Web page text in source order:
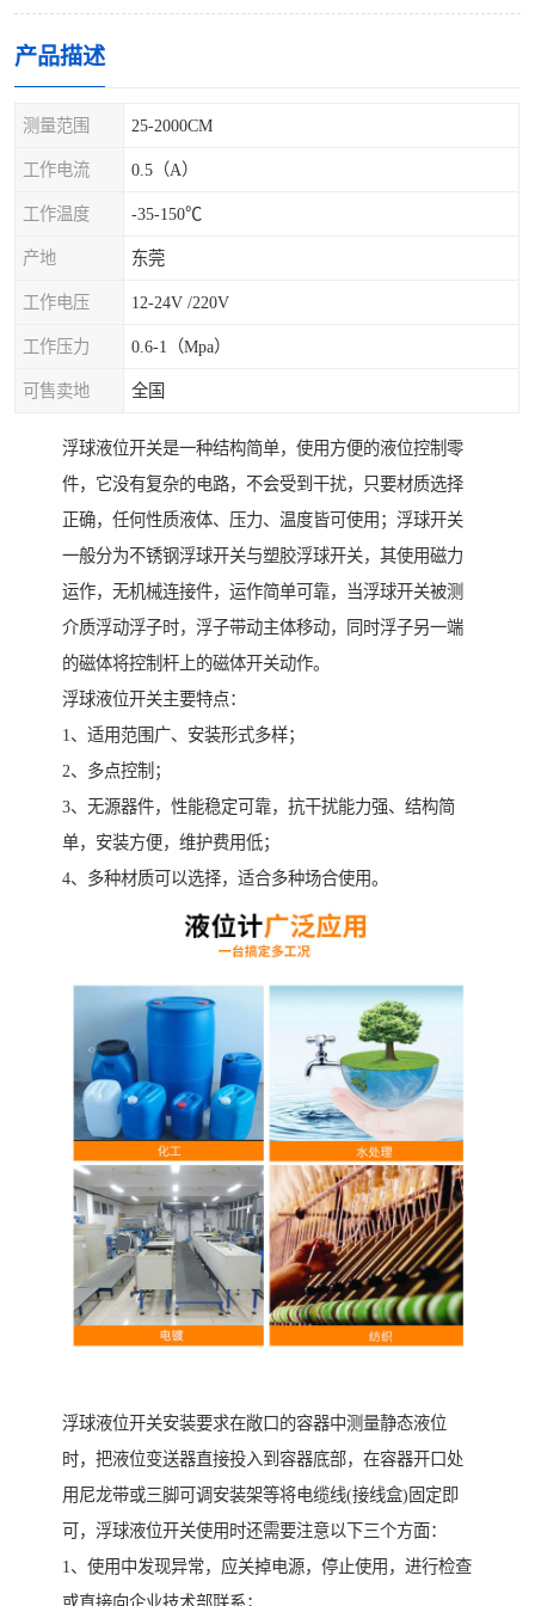
产品描述
测量范围 25-2000CM
工作电流 0.5（A）
工作温度 -35-150℃
产地 东莞
工作电压 12-24V /220V
工作压力 0.6-1（Mpa）
可售卖地 全国
浮球液位开关是一种结构简单，使用方便的液位控制零
件，它没有复杂的电路，不会受到干扰，只要材质选择
正确，任何性质液体、压力、温度皆可使用；浮球开关
一般分为不锈钢浮球开关与塑胶浮球开关，其使用磁力
运作，无机械连接件，运作简单可靠，当浮球开关被测
介质浮动浮子时，浮子带动主体移动，同时浮子另一端
的磁体将控制杆上的磁体开关动作。
浮球液位开关主要特点：
1、适用范围广、安装形式多样；
2、多点控制；
3、无源器件，性能稳定可靠，抗干扰能力强、结构简
单，安装方便，维护费用低；
4、多种材质可以选择，适合多种场合使用。
浮球液位开关安装要求在敞口的容器中测量静态液位
时，把液位变送器直接投入到容器底部，在容器开口处
用尼龙带或三脚可调安装架等将电缆线(接线盒)固定即
可，浮球液位开关使用时还需要注意以下三个方面：
1、使用中发现异常，应关掉电源，停止使用，进行检查
或直接向企业技术部联系；